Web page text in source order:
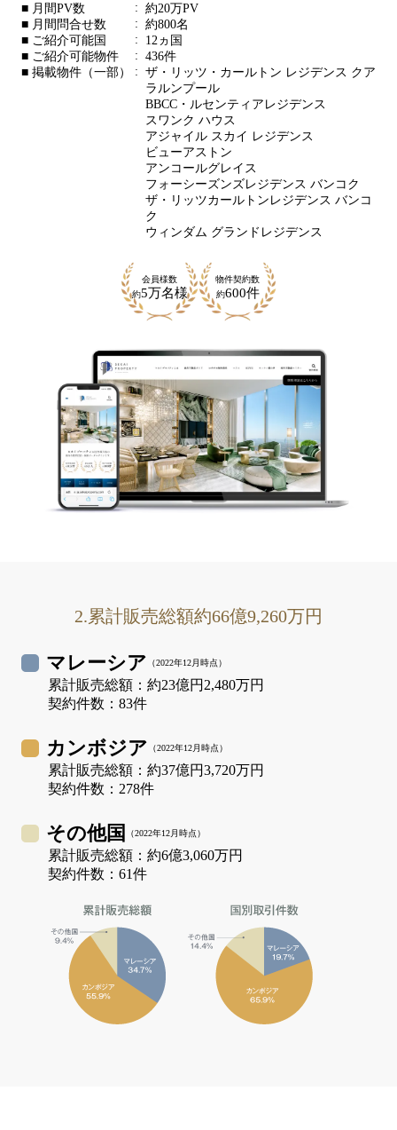
■ 月間PV数
約20万PV
■ 月間問合せ数
約800名
■ ご紹介可能国
12 ヵ国
■ ご紹介可能物件
436件
■ 掲載物件（一部）
ザ・リッツ・カールトン レジデンス クア
ラルンプール
BBCC・ルセンティアレジデンス
スワンク ハウス
アジャイル スカイ レジデンス
ビューアストン
アンコールグレイス
フォーシーズンズレジデンス バンコク
ザ・リッツカールトンレジデンス バンコ
ク
ウィンダム グランドレジデンス
会員様数
約5万名様
物件契約数
約600件
2.累計販売総額約66億9,260万円
マレーシア （2022年12月時点）
累計販売総額：約23億円2,480万円
契約件数： 83件
カンボジア （2022年12月時点）
累計販売総額：約37億円3,720万円
契約件数： 278件
その他国 （2022年12月時点）
累計販売総額：約6億3,060万円
契約件数： 61件